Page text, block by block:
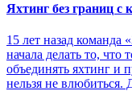
Яхтинг без границ с
15 лет назад команда
начала делать то, что
объединять яхтинг и
нельзя не влюбиться.